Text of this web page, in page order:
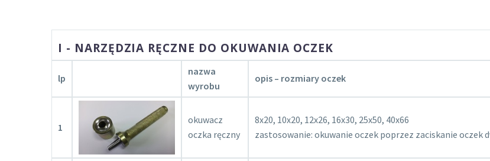
I - NARZĘDZIA RĘCZNE DO OKUWANIA OCZEK
lp
nazwa
wyrobu
opis – rozmiary oczek
1
okuwacz
oczka ręczny
8x20, 10x20, 12x26, 16x30, 25x50, 40x66
zastosowanie: okuwanie oczek poprzez zaciskanie oczek